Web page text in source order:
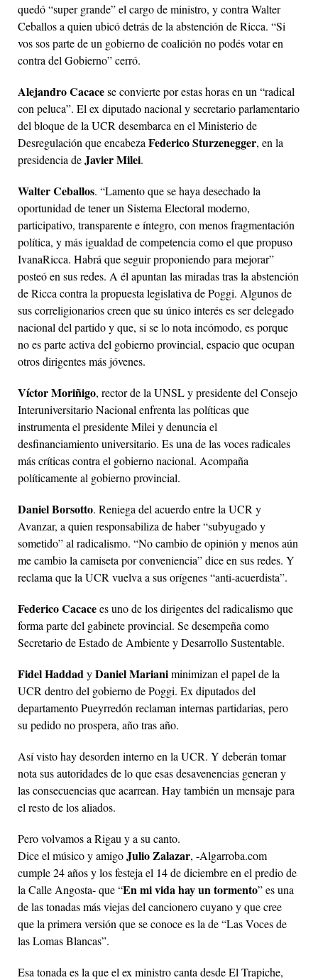
quedó “super grande” el cargo de ministro, y contra Walter
Ceballos a quien ubicó detrás de la abstención de Ricca. “Si
vos sos parte de un gobierno de coalición no podés votar en
contra del Gobierno” cerró.
Alejandro Cacacese convierte por estas horas en un “radical
con peluca”. El ex diputado nacional y secretario parlamentario
del bloque de la UCR desembarca en el Ministerio de
Desregulación que encabeza Federico Sturzenegger, en la
presidencia deJavier Milei.
Walter Ceballos. “Lamento que se haya desechado la
oportunidad de tener un Sistema Electoral moderno,
participativo, transparente e íntegro, con menos fragmentación
política, y más igualdad de competencia como el que propuso
IvanaRicca. Habrá que seguir proponiendo para mejorar”
posteó en sus redes. A él apuntan las miradas tras la abstención
de Ricca contra la propuesta legislativa de Poggi. Algunos de
sus correligionarios creen que su único interés es ser delegado
nacional del partido y que, si se lo nota incómodo, es porque
no es parte activa del gobierno provincial, espacio que ocupan
otros dirigentes más jóvenes.
Víctor Moriñigo, rector de la UNSL y presidente del Consejo
Interuniversitario Nacional enfrenta las políticas que
instrumenta el presidente Milei y denuncia el
desfinanciamiento universitario. Es una de las voces radicales
más críticas contra el gobierno nacional. Acompaña
políticamente al gobierno provincial.
Daniel Borsotto. Reniega del acuerdo entre la UCR y
Avanzar, a quien responsabiliza de haber “subyugado y
sometido” al radicalismo. “No cambio de opinión y menos aún
me cambio la camiseta por conveniencia” dice en sus redes. Y
reclama que la UCR vuelva a sus orígenes “anti-acuerdista”.
Federico Cacacees uno de los dirigentes del radicalismo que
forma parte del gabinete provincial. Se desempeña como
Secretario de Estado de Ambiente y Desarrollo Sustentable.
Fidel HaddadyDaniel Marianiminimizan el papel de la
UCR dentro del gobierno de Poggi. Ex diputados del
departamento Pueyrredón reclaman internas partidarias, pero
su pedido no prospera, año tras año.
Así visto hay desorden interno en la UCR. Y deberán tomar
nota sus autoridades de lo que esas desavenencias generan y
las consecuencias que acarrean. Hay también un mensaje para
el resto de los aliados.
Pero volvamos a Rigau y a su canto.
Dice el músico y amigoJulio Zalazar, -Algarroba.com
cumple 24 años y los festeja el 14 de diciembre en el predio de
la Calle Angosta- que “En mi vida hay un tormento” es una
de las tonadas más viejas del cancionero cuyano y que cree
que la primera versión que se conoce es la de “Las Voces de
las Lomas Blancas”.
Esa tonada es la que el ex ministro canta desde El Trapiche,